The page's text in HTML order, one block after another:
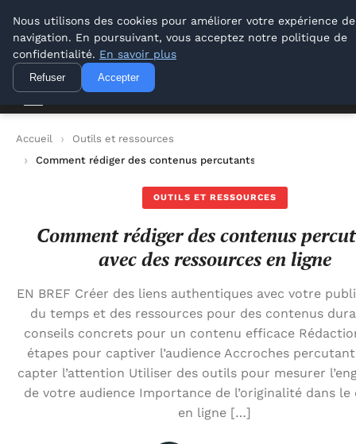
Lyon Photos
Lyon Photos
Accueil
Outils et ressources
Comment rédiger des contenus percutants avec des
OUTILS ET RESSOURCES
Comment rédiger des contenus
avec des ressources en ligne
EN BREF Créer des liens authentiques avec votre
du temps et des ressources pour des contenus
conseils concrets pour un contenu efficace
étapes pour captiver l’audience Accroches
capter l’attention Utiliser des outils pour mesurer
de votre audience Importance de l’originalité dans le
en ligne […]
Nous utilisons des cookies pour améliorer votre expérience de
navigation. En poursuivant, vous acceptez notre politique de
confidentialité. En savoir plus
Refuser Accepter